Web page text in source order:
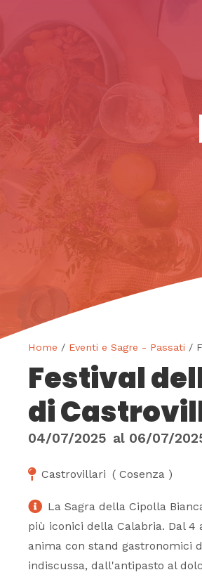
Home / Eventi e Sagre - Passati /
Festival
di
04/07/2025 al 06/07/
Castrovillari ( Cosenza )
La Sagra della Cipolla
più iconici della Calabria. Dal
anima con stand gastronomici
indiscussa, dall'antipasto al